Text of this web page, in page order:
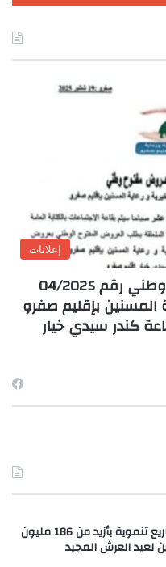
إعلانات
إعلان عن طلب عروض مفتوح وطني رقم 04/2025
المسنين بإقليم صفرو
كندر سيدي خيار
عامل إقليم صفرو يطلق ويدشن مشاريع تنموية بأزيد من 186 مليون
لعيد العرش المجيد